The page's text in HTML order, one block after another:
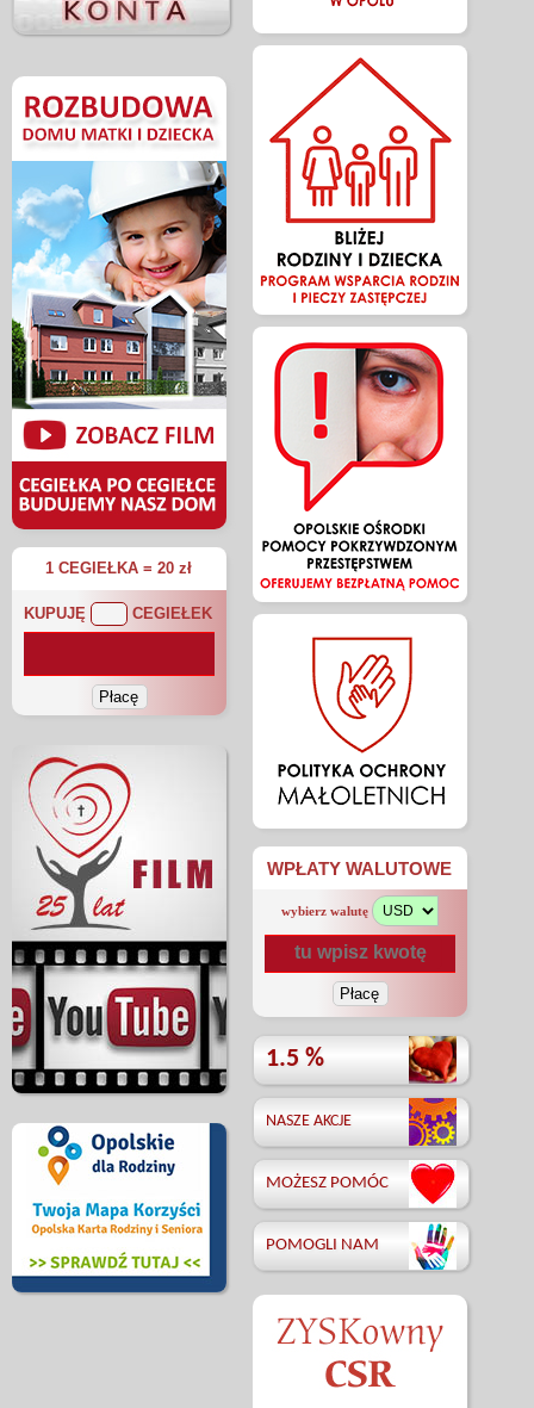
1 CEGIEŁKA = 20 zł
KUPUJĘ CEGIEŁEK
WPŁATY WALUTOWE
wybierz walutę
1.5 %
NASZE AKCJE
MOŻESZ POMÓC
POMOGLI NAM